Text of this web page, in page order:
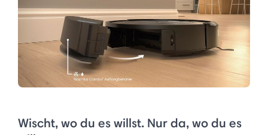
Wischt, wo du es willst. Nur da, wo du es